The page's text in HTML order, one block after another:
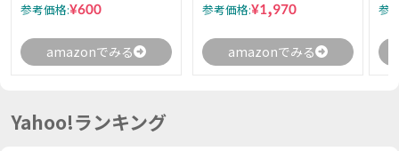
参考価格:¥600
amazonでみる
参考価格:¥1,970
amazonでみる
参
Yahoo!ランキング